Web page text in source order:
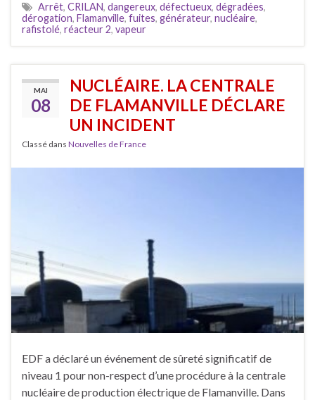
Arrêt, CRILAN, dangereux, défectueux, dégradées,
dérogation, Flamanville, fuites, générateur, nucléaire,
rafistolé, réacteur 2, vapeur
MAI
08
NUCLÉAIRE. LA CENTRALE
DE FLAMANVILLE DÉCLARE
UN INCIDENT
Classé dans Nouvelles de France
EDF a déclaré un événement de sûreté significatif de
niveau 1 pour non-respect d’une procédure à la centrale
nucléaire de production électrique de Flamanville. Dans